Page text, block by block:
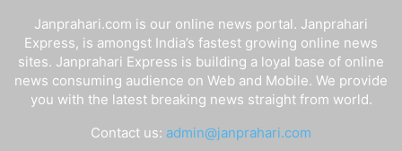
Janprahari.com is our online news portal. Janprahari
Express, is amongst India’s fastest growing online news
sites. Janprahari Express is building a loyal base of online
news consuming audience on Web and Mobile. We provide
you with the latest breaking news straight from world.
Contact us: admin@janprahari.com